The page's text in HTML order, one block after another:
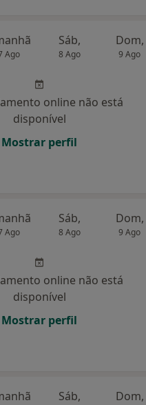
Ago
Sáb,
8 Ago
Dom,
9 Ago
online não está
disponível
Mostrar perfil
Ago
Sáb,
8 Ago
Dom,
9 Ago
online não está
disponível
Mostrar perfil
Sáb, Dom,